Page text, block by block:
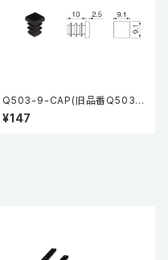
Q503-9-CAP(旧品番Q503-
9-EC) エンドキャップ 黒
¥147